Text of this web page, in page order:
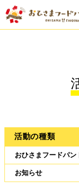
活動の種類
おひさまフードパン
お知らせ